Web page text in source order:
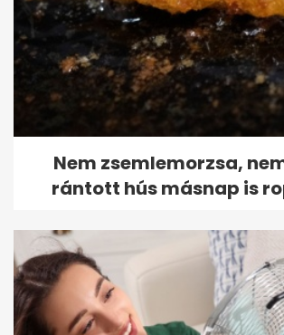
Nem zsemlemorzsa,
rántott hús másnap is